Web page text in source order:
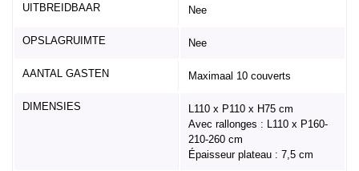
UITBREIDBAAR Nee
OPSLAGRUIMTE Nee
AANTAL GASTEN Maximaal 10 couverts
DIMENSIES
L110 x P110 x H75 cm
Avec rallonges : L110 x P160-
210-260 cm
Épaisseur plateau : 7,5 cm